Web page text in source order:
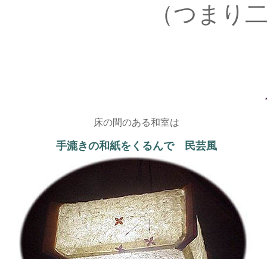
（つまり
床の間のある和室は
手漉きの和紙をくるんで 民芸風